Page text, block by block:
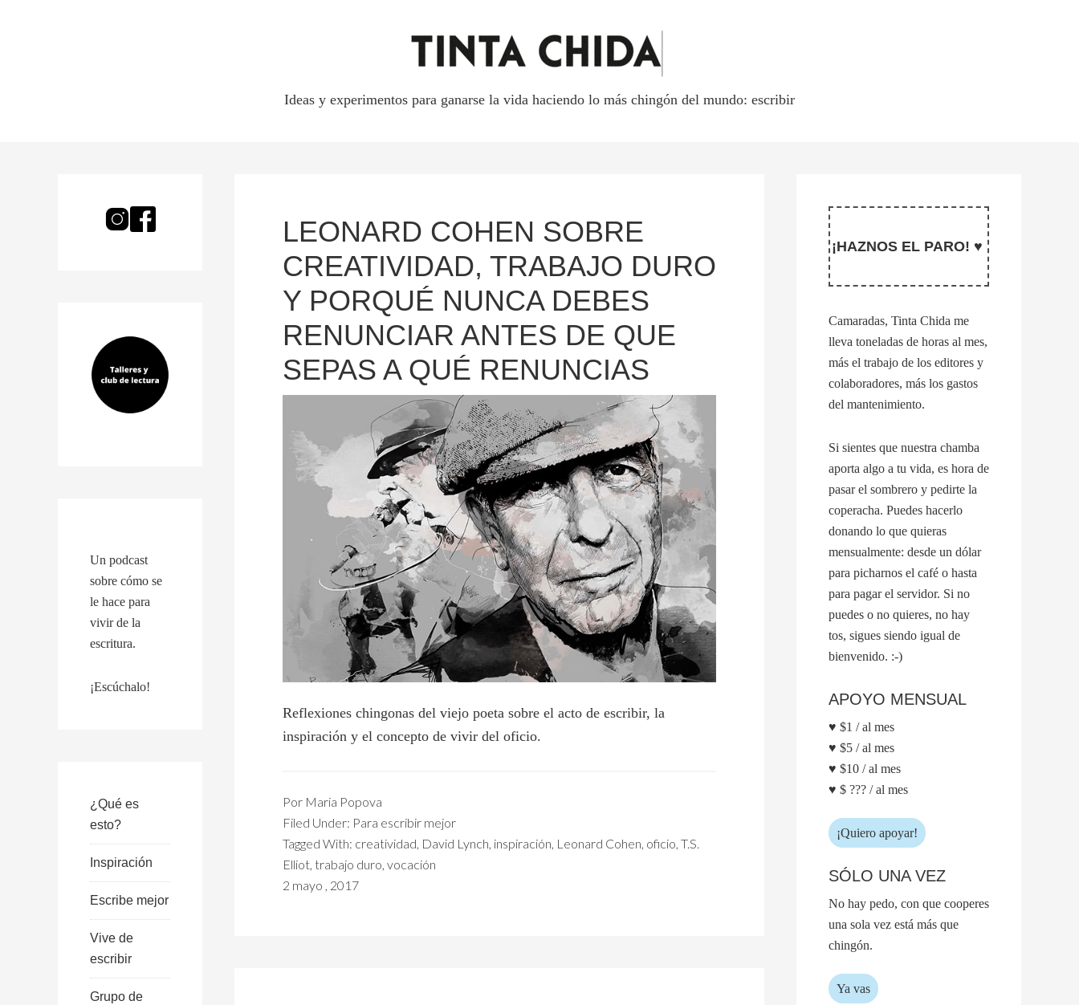
Ideas y experimentos para ganarse la vida haciendo lo más chingón del mundo: escribir
LEONARD COHEN SOBRE
CREATIVIDAD, TRABAJO DURO
Y PORQUÉ NUNCA DEBES
RENUNCIAR ANTES DE QUE
SEPAS A QUÉ RENUNCIAS
Reflexiones chingonas del viejo poeta sobre el acto de escribir, la
inspiración y el concepto de vivir del oficio.
Por Maria Popova
Filed Under: Para escribir mejor
Tagged With: creatividad David Lynch inspiración Leonard Cohen oficio T.S.
Elliot trabajo duro vocación
2 mayo , 2017
¡HAZNOS EL PARO! ♥
Camaradas, Tinta Chida me
lleva toneladas de horas al mes,
más el trabajo de los editores y
colaboradores, más los gastos
del mantenimiento.
Si sientes que nuestra chamba
aporta algo a tu vida, es hora de
pasar el sombrero y pedirte la
coperacha. Puedes hacerlo
donando lo que quieras
mensualmente: desde un dólar
para picharnos el café o hasta
para pagar el servidor. Si no
puedes o no quieres, no hay
tos, sigues siendo igual de
bienvenido. :-)
APOYO MENSUAL
♥ $1 / al mes
♥ $5 / al mes
♥ $10 / al mes
♥ $ ??? / al mes
¡Quiero apoyar!
SÓLO UNA VEZ
No hay pedo, con que cooperes
una sola vez está más que
chingón.
Ya vas
Un podcast
sobre cómo se
le hace para
vivir de la
escritura.
¡Escúchalo!
¿Qué es
esto?
Inspiración
Escribe mejor
Vive de
escribir
Grupo de